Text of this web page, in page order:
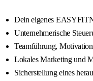
Dein eigenes
Unternehmerische
Teamführung,
Lokales Marketing und
Sicherstellung eines